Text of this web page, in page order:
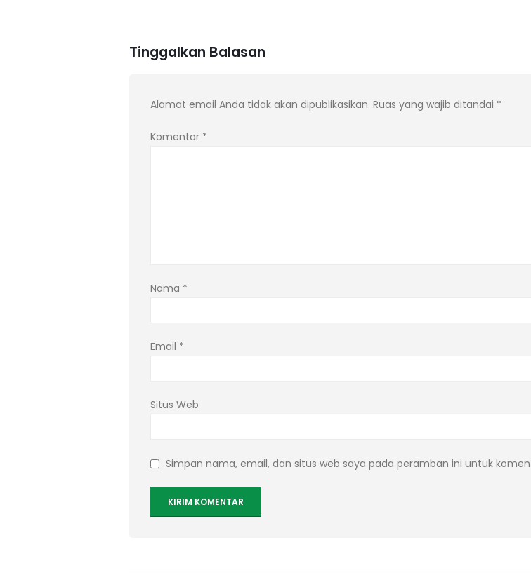
Tinggalkan Balasan
Alamat email Anda tidak akan dipublikasikan. Ruas yang wajib ditandai *
Komentar *
Nama *
Email *
Situs Web
Simpan nama, email, dan situs web saya pada peramban ini untuk